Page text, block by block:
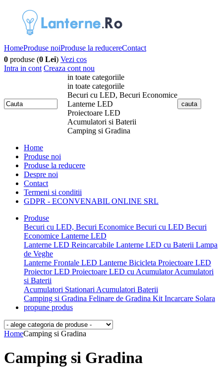
HomeProduse noiProduse la reducereContact
0 produse (0 Lei) Vezi cos
Intra in cont Creaza cont nou
in toate categoriile
in toate categoriile
Becuri cu LED, Becuri Economice
Lanterne LED
Proiectoare LED
Acumulatori si Baterii
Camping si Gradina
Home
Produse noi
Produse la reducere
Despre noi
Contact
Termeni si conditii
GDPR - ECONVENABIL ONLINE SRL
Produse
Becuri cu LED, Becuri Economice Becuri cu LED Becuri
Economice Lanterne LED
Lanterne LED Reincarcabile Lanterne LED cu Baterii Lampa
de Veghe
Lanterne Frontale LED Lanterne Bicicleta Proiectoare LED
Proiector LED Proiectoare LED cu AcumulatorAcumulatori
si Baterii
Acumulatori Stationari Acumulatori Baterii
Camping si Gradina Felinare de Gradina Kit Incarcare Solara
propune produs
HomeCamping si Gradina
Camping si Gradina